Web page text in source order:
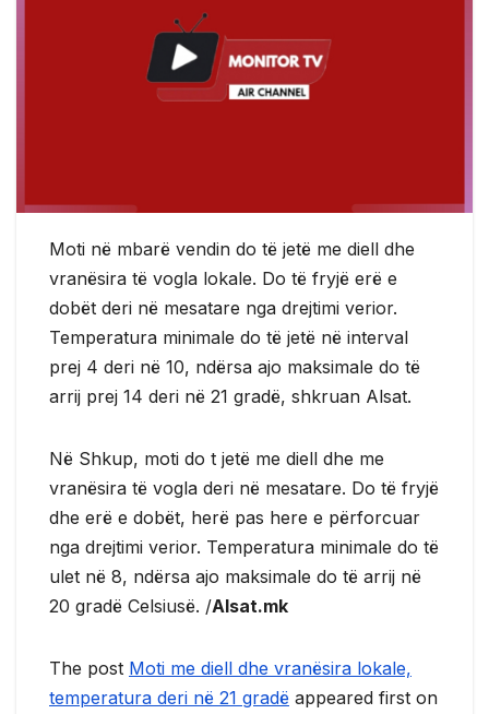
Moti në mbarë vendin do të jetë me diell dhe
vranësira të vogla lokale. Do të fryjë erë e
dobët deri në mesatare nga drejtimi verior.
Temperatura minimale do të jetë në interval
prej 4 deri në 10, ndërsa ajo maksimale do të
arrij prej 14 deri në 21 gradë, shkruan Alsat.
Në Shkup, moti do t jetë me diell dhe me
vranësira të vogla deri në mesatare. Do të fryjë
dhe erë e dobët, herë pas here e përforcuar
nga drejtimi verior. Temperatura minimale do të
ulet në 8, ndërsa ajo maksimale do të arrij në
20 gradë Celsiusë. /Alsat.mk
The post Moti me diell dhe vranësira lokale,
temperatura deri në 21 gradë appeared first on